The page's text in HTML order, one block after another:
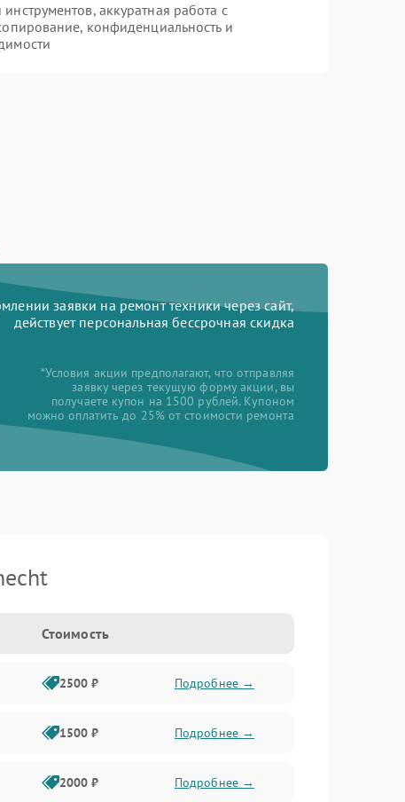
аккуратная работа с
конфиденциальность и
заявки на ремонт техники через сайт,
действует персональная бессрочная скидка
*Условия акции предполагают, что отправляя
заявку через текущую форму акции, вы
получаете купон на 1500 рублей. Купоном
можно оплатить до 25% от стоимости ремонта
Стоимость
2500 ₽ Подробнее →
1500 ₽ Подробнее →
2000 ₽ Подробнее →